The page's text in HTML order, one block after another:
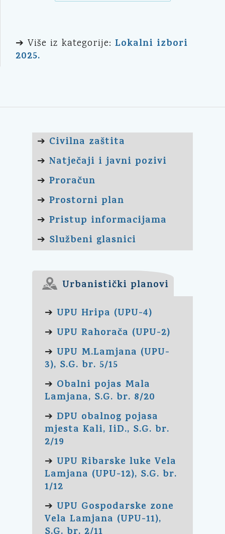
➔ Više iz kategorije: Lokalni izbori
2025.
➔ Civilna zaštita
➔ Natječaji i javni pozivi
➔ Proračun
➔ Prostorni plan
➔ Pristup informacijama
➔ Službeni glasnici
Urbanistički planovi
➔ UPU Hripa (UPU-4)
➔ UPU Rahorača (UPU-2)
➔ UPU M.Lamjana (UPU-
3), S.G. br. 5/15
➔ Obalni pojas Mala
Lamjana, S.G. br. 8/20
➔ DPU obalnog pojasa
mjesta Kali, IiD., S.G. br.
2/19
➔ UPU Ribarske luke Vela
Lamjana (UPU-12), S.G. br.
1/12
➔ UPU Gospodarske zone
Vela Lamjana (UPU-11),